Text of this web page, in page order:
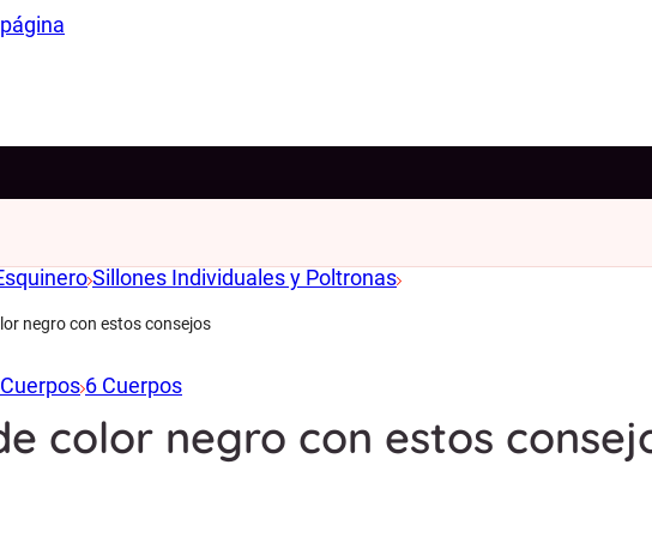
Sillones Individuales y Poltronas
6 Cuerpos
negro con estos consejos
color negro con estos